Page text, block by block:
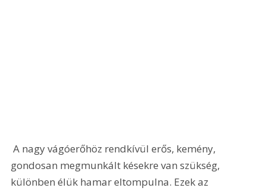
A nagy vágóerőhöz rendkívül erős, kemény,
gondosan megmunkált késekre van szükség,
különben élük hamar eltompulna. Ezek az